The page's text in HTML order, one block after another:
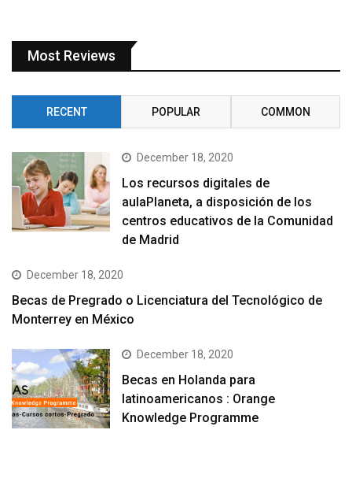
Most Reviews
RECENT POPULAR COMMON
December 18, 2020
Los recursos digitales de
aulaPlaneta, a disposición de los
centros educativos de la Comunidad
de Madrid
December 18, 2020
Becas de Pregrado o Licenciatura del Tecnológico de
Monterrey en México
December 18, 2020
Becas en Holanda para
latinoamericanos : Orange
Knowledge Programme